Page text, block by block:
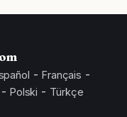
- Français -
- Polski - Türkçe